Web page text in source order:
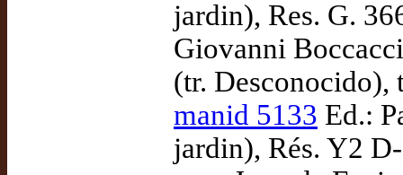
jardin), Res. G.
Giovanni
(tr. Desconocido),
manid 5133 Ed.:
jardin), Rés. Y2